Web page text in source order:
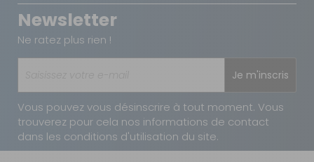
Vous avez changé d'avis ?
Retournez nous vos achats en utilisant le bon de retour.
Newsletter
Ne ratez plus rien !
Je m'inscris
Vous pouvez vous désinscrire à tout moment. Vous
trouverez pour cela nos informations de contact
dans les conditions d'utilisation du site.